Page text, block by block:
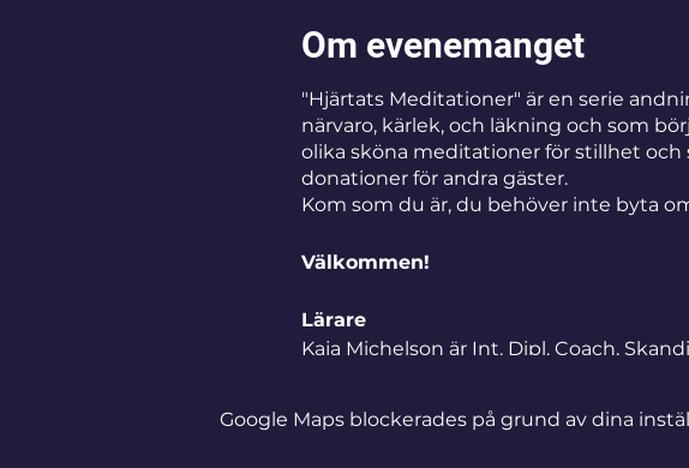
Om evenemanget
"Hjärtats Meditationer" är en serie
närvaro, kärlek, och läkning och som
olika sköna meditationer för stillhet
donationer för andra gäster.
Kom som du är, du behöver inte byta
Välkommen!
Lärare
Kaja Michelson är Int. Dipl. Coach,
2013. Kaja har utbildat inom
Google Maps blockerades på grund av dina